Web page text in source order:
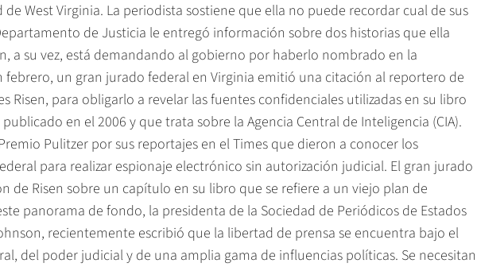
West Virginia. La periodista sostiene que ella no puede recordar cual de sus
de Justicia le entregó información sobre dos historias que ella
a su vez, está demandando al gobierno por haberlo nombrado en la
febrero, un gran jurado federal en Virginia emitió una citación al reportero de
Risen, para obligarlo a revelar las fuentes confidenciales utilizadas en su libro
publicado en el 2006 y que trata sobre la Agencia Central de Inteligencia (CIA).
Pulitzer por sus reportajes en el Times que dieron a conocer los
para realizar espionaje electrónico sin autorización judicial. El gran jurado
de Risen sobre un capítulo en su libro que se refiere a un viejo plan de
panorama de fondo, la presidenta de la Sociedad de Periódicos de Estados
recientemente escribió que la libertad de prensa se encuentra bajo el
del poder judicial y de una amplia gama de influencias políticas. Se necesitan